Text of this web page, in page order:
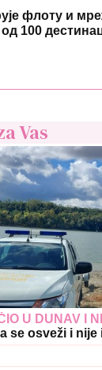
флоту и
100
Vas
U DUNAV I
se osveži i